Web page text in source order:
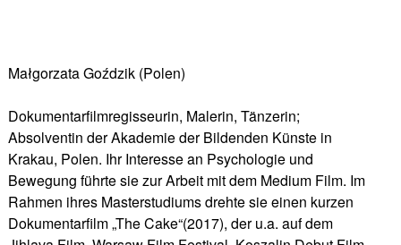
Małgorzata Goździk (Polen)
Dokumentarfilmregisseurin, Malerin, Tänzerin;
Absolventin der Akademie der Bildenden Künste in
Krakau, Polen. Ihr Interesse an Psychologie und
Bewegung führte sie zur Arbeit mit dem Medium Film. Im
Rahmen ihres Masterstudiums drehte sie einen kurzen
Dokumentarfilm „The Cake“(2017), der u.a. auf dem